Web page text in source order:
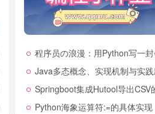
程序员の浪漫：用Python写一
Java多态概念、实现机制与实
Springboot集成Hutool导出CSV
Python海象运算符:=的具体实现